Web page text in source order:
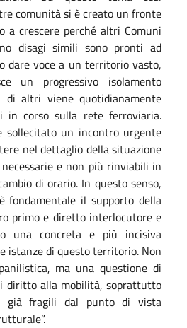
comunità si è creato un fronte
a crescere perché altri Comuni
disagi simili sono pronti ad
dare voce a un territorio vasto,
un progressivo isolamento
altri viene quotidianamente
in corso sulla rete ferroviaria.
sollecitato un incontro urgente
nel dettaglio della situazione
e non più rinviabili in
di orario. In questo senso,
fondamentale il supporto della
primo e diretto interlocutore e
una concreta e più incisiva
istanze di questo territorio. Non
ma una questione di
diritto alla mobilità, soprattutto
già fragili dal punto di vista